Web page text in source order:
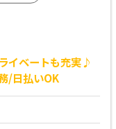
イベートも充実♪
/日払いOK